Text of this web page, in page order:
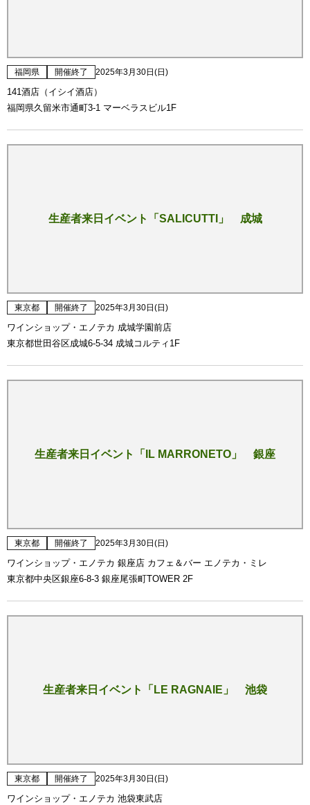
福岡県 開催終了 2025年3月30日(日)
141酒店（イシイ酒店）
福岡県久留米市通町3-1 マーベラスビル1F
生産者来日イベント「SALICUTTI」 成城
東京都 開催終了 2025年3月30日(日)
ワインショップ・エノテカ 成城学園前店
東京都世田谷区成城6-5-34 成城コルティ1F
生産者来日イベント「IL MARRONETO」 銀座
東京都 開催終了 2025年3月30日(日)
ワインショップ・エノテカ 銀座店 カフェ＆バー エノテカ・ミレ
東京都中央区銀座6-8-3 銀座尾張町TOWER 2F
生産者来日イベント「LE RAGNAIE」 池袋
東京都 開催終了 2025年3月30日(日)
ワインショップ・エノテカ 池袋東武店